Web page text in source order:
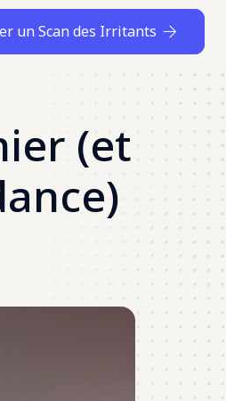
un Scan des Irritants
(et